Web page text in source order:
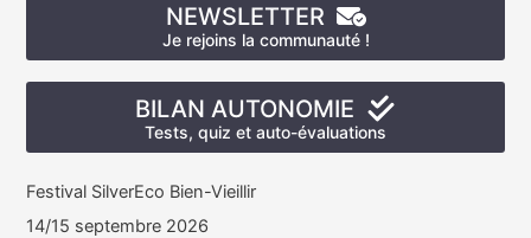
NEWSLETTER
Je rejoins la communauté !
BILAN AUTONOMIE
Tests, quiz et auto-évaluations
Festival SilverEco Bien-Vieillir
14/15 septembre 2026